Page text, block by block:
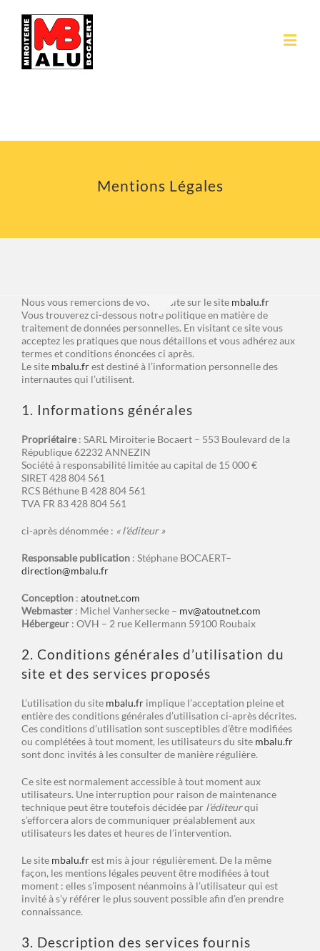
Mentions Légales
Nous vous remercions de votre visite sur le site mbalu.fr
Vous trouverez ci-dessous notre politique en matière de
traitement de données personnelles. En visitant ce site vous
acceptez les pratiques que nous détaillons et vous adhérez aux
termes et conditions énoncées ci après.
Le site mbalu.frest destiné à l’information personnelle des
internautes qui l’utilisent.
1. Informations générales
Propriétaire: SARL Miroiterie Bocaert – 553 Boulevard de la
République 62232 ANNEZIN
Société à responsabilité limitée au capital de 15 000 €
SIRET 428 804 561
RCS Béthune B 428 804 561
TVA FR 83 428 804 561
ci-après dénommée : « l’éditeur »
Responsable publication : Stéphane BOCAERT–
direction@mbalu.fr
Conception : atoutnet.com
Webmaster : Michel Vanhersecke – mv@atoutnet.com
Hébergeur : OVH – 2 rue Kellermann 59100 Roubaix
2. Conditions générales d’utilisation du
site et des services proposés
L’utilisation du site mbalu.fr implique l’acceptation pleine et
entière des conditions générales d’utilisation ci-après décrites.
Ces conditions d’utilisation sont susceptibles d’être modifiées
ou complétées à tout moment, les utilisateurs du site mbalu.fr
sont donc invités à les consulter de manière régulière.
Ce site est normalement accessible à tout moment aux
utilisateurs. Une interruption pour raison de maintenance
technique peut être toutefois décidée par l’éditeurqui
s’efforcera alors de communiquer préalablement aux
utilisateurs les dates et heures de l’intervention.
Le site mbalu.frest mis à jour régulièrement. De la même
façon, les mentions légales peuvent être modifiées à tout
moment : elles s’imposent néanmoins à l’utilisateur qui est
invité à s’y référer le plus souvent possible afin d’en prendre
connaissance.
3. Description des services fournis